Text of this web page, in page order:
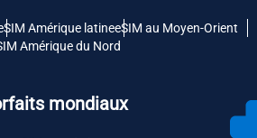
Amérique latineeSIM au Moyen-Orient
Amérique du Nord
mondiaux